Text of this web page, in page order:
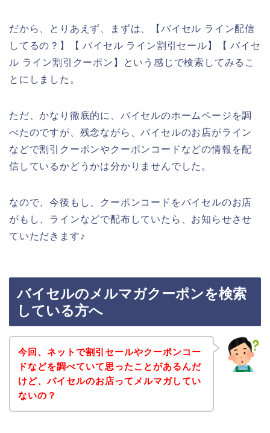
だから、とりあえず、まずは、【バイセル ライン配信
してるの？】【 バイセル ライン割引セール】【 バイセ
ル ライン割引クーポン】という感じで検索してみるこ
とにしました。
ただ、かなり徹底的に、バイセルのホームページを調
べたのですが、残念ながら、バイセルのお店がライン
などで割引クーポンやクーポンコードなどの情報を配
信しているかどうかは分かりませんでした。
なので、今後もし、クーポンコードをバイセルのお店
がもし、ラインなどで配布していたら、お知らせさせ
ていただきます♪
バイセルのメルマガクーポンを検索
している方へ
今回、ネットで割引セールやクーポンコー
ドなどを調べていて思ったことがあるんだ
けど、バイセルのお店ってメルマガしてい
ないの？